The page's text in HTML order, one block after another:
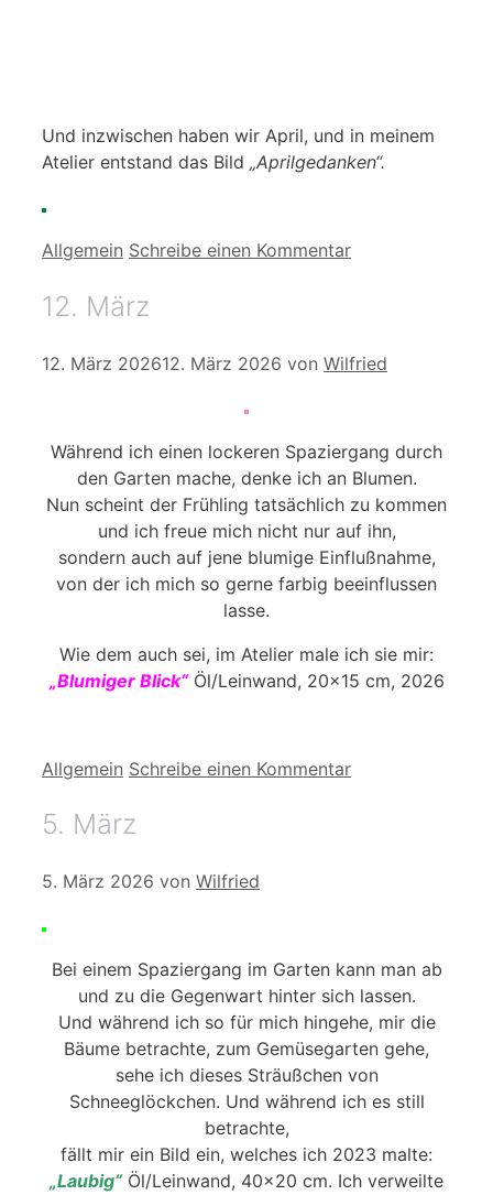
Und inzwischen haben wir April, und in meinem
Atelier entstand das Bild „Aprilgedanken“.
Kategorien
Allgemein Schreibe einen Kommentar
12. März
12. März 202612. März 2026 von Wilfried
Während ich einen lockeren Spaziergang durch
den Garten mache, denke ich an Blumen.
Nun scheint der Frühling tatsächlich zu kommen
und ich freue mich nicht nur auf ihn,
sondern auch auf jene blumige Einflußnahme,
von der ich mich so gerne farbig beeinflussen
lasse.
Wie dem auch sei, im Atelier male ich sie mir:
„Blumiger Blick“Öl/Leinwand, 20×15 cm, 2026
Kategorien
Allgemein Schreibe einen Kommentar
5. März
5. März 2026 von Wilfried
Bei einem Spaziergang im Garten kann man ab
und zu die Gegenwart hinter sich lassen.
Und während ich so für mich hingehe, mir die
Bäume betrachte, zum Gemüsegarten gehe,
sehe ich dieses Sträußchen von
Schneeglöckchen. Und während ich es still
betrachte,
fällt mir ein Bild ein, welches ich 2023 malte:
„Laubig“ Öl/Leinwand, 40×20 cm. Ich verweilte